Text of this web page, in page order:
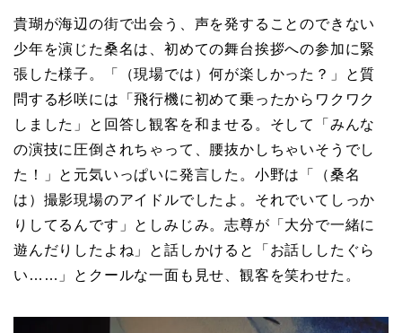
貴瑚が海辺の街で出会う、声を発することのできない
少年を演じた桑名は、初めての舞台挨拶への参加に緊
張した様子。「（現場では）何が楽しかった？」と質
問する杉咲には「飛行機に初めて乗ったからワクワク
しました」と回答し観客を和ませる。そして「みんな
の演技に圧倒されちゃって、腰抜かしちゃいそうでし
た！」と元気いっぱいに発言した。小野は「（桑名
は）撮影現場のアイドルでしたよ。それでいてしっか
りしてるんです」としみじみ。志尊が「大分で一緒に
遊んだりしたよね」と話しかけると「お話ししたぐら
い……」とクールな一面も見せ、観客を笑わせた。